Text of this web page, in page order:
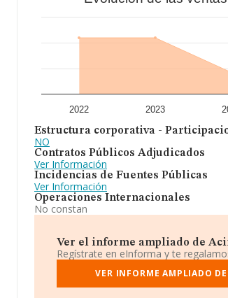
2022 2023
Estructura corporativa -
NO
Contratos Públicos Adjudicados
Ver Información
Incidencias de Fuentes Públicas
Ver Información
Operaciones Internacionales
No constan
Ver el informe ampliado de
Regístrate en eInforma y te
VER INFORME AMPLIADO